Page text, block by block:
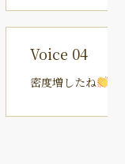
Voice 04
密度増したね